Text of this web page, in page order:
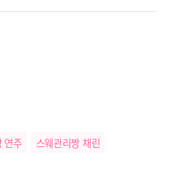
연주 스웨관리짱 채린